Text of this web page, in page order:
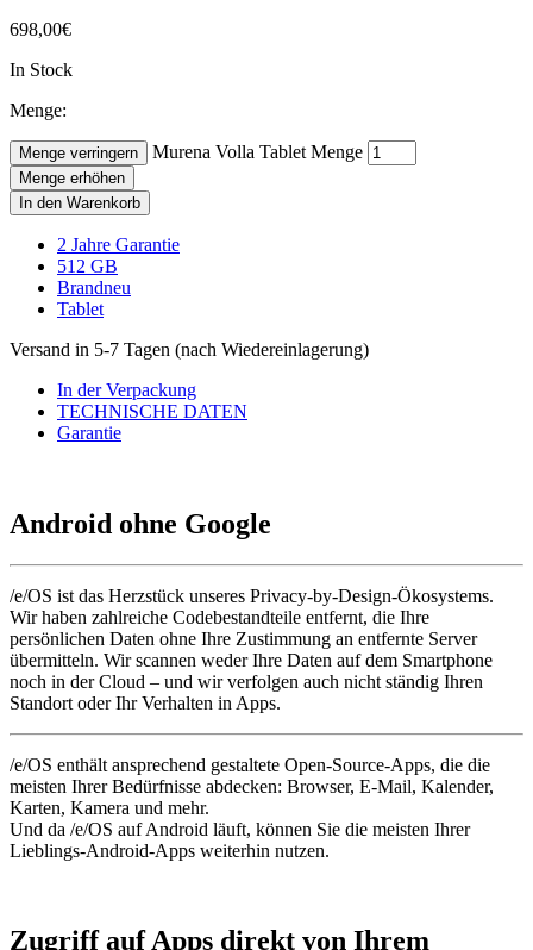
698,00€
In Stock
Menge:
Menge verringern Murena Volla Tablet Menge
Menge erhöhen
In den Warenkorb
2 Jahre Garantie
512 GB
Brandneu
Tablet
Versand in 5-7 Tagen (nach Wiedereinlagerung)
In der Verpackung
TECHNISCHE DATEN
Garantie
Android ohne Google
/e/OS ist das Herzstück unseres Privacy-by-Design-Ökosystems.
Wir haben zahlreiche Codebestandteile entfernt, die Ihre
persönlichen Daten ohne Ihre Zustimmung an entfernte Server
übermitteln. Wir scannen weder Ihre Daten auf dem Smartphone
noch in der Cloud – und wir verfolgen auch nicht ständig Ihren
Standort oder Ihr Verhalten in Apps.
/e/OS enthält ansprechend gestaltete Open-Source-Apps, die die
meisten Ihrer Bedürfnisse abdecken: Browser, E-Mail, Kalender,
Karten, Kamera und mehr.
Und da /e/OS auf Android läuft, können Sie die meisten Ihrer
Lieblings-Android-Apps weiterhin nutzen.
Zugriff auf Apps direkt von Ihrem